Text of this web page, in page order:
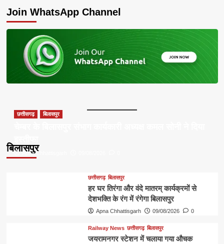
Join WhatsApp Channel
बिलासपुर
छत्तीसगढ़ बिलासपुर
Apna Chhattisgarh
छत्तीसगढ़ बिलासपुर
हर घर तिरंगा और वंदे मातरम् कार्यक्रमों से
देशभक्ति के रंग में रंगेगा बिलासपुर
Apna Chhattisgarh 09/08/2026 0
Railway News छत्तीसगढ़ बिलासपुर
जयरामनगर स्टेशन में चलाया गया औचक